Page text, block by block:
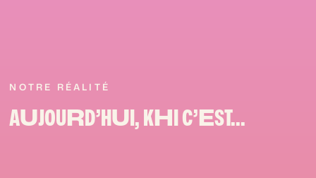
NOTRE RÉALITÉ
AUJOURD’HUI, KHI C’EST...